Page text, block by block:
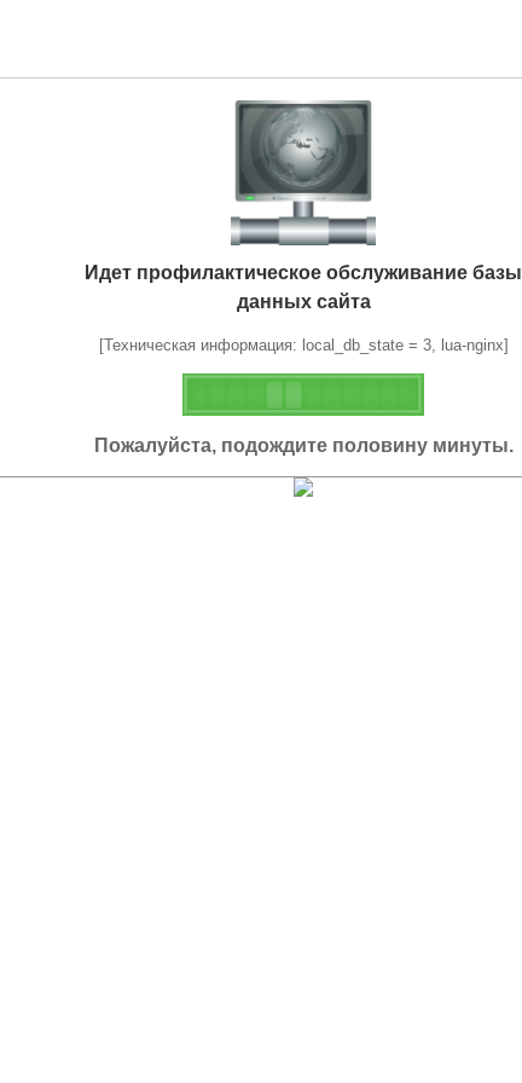
Идет профилактическое обслуживание базы
данных сайта
[Техническая информация: local_db_state = 3, lua-nginx]
Пожалуйста, подождите половину минуты.